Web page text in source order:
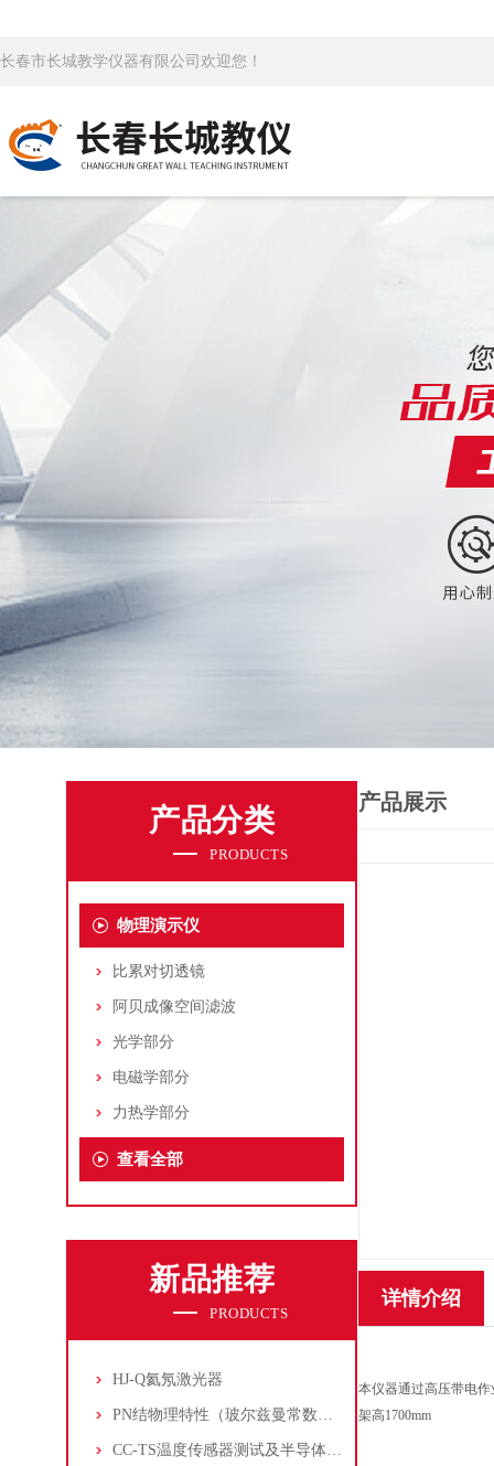
长春市长城教学仪器有限公司欢迎您！
产品分类
PRODUCTS
物理演示仪
比累对切透镜
阿贝成像空间滤波
光学部分
电磁学部分
力热学部分
查看全部
新品推荐
PRODUCTS
HJ-Q氦氖激光器
PN结物理特性（玻尔兹曼常数测定仪）
CC-TS温度传感器测试及半导体致冷控温实验仪
产品展示
详情介绍
本仪器通过高压带电
架高1700mm